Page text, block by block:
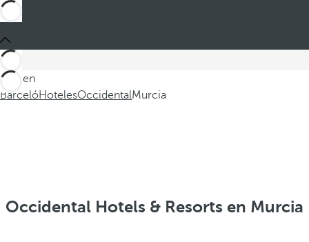
Está en
BarcelóHotelesOccidentalMurcia
Occidental Hotels & Resorts en Murcia